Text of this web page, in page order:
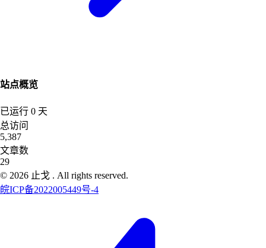
站点概览
已运行 0 天
总访问
5,387
文章数
29
© 2026 止戈 . All rights reserved.
皖ICP备2022005449号-4